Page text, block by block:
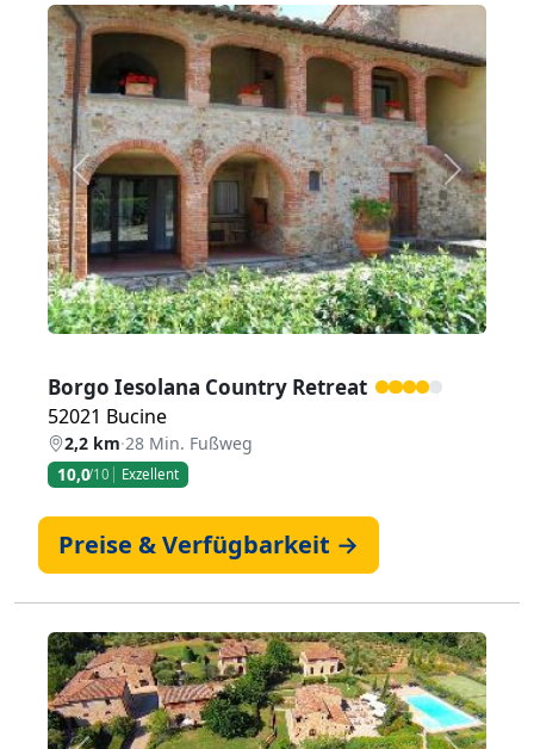
Zurück Weiter
Borgo Iesolana Country Retreat
52021 Bucine
2,2 km·28 Min. Fußweg
10,0/10 Exzellent
Preise & Verfügbarkeit →